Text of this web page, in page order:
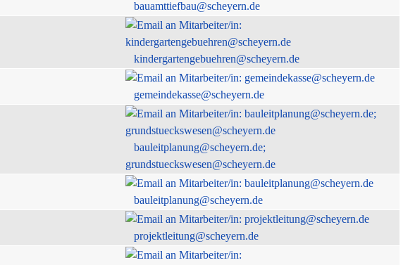
bauamttiefbau@scheyern.de
kindergartengebuehren@scheyern.de
gemeindekasse@scheyern.de
bauleitplanung@scheyern.de;
grundstueckswesen@scheyern.de
bauleitplanung@scheyern.de
projektleitung@scheyern.de